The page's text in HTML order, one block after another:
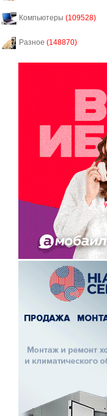
Компьютеры (109528)
Разное (148870)